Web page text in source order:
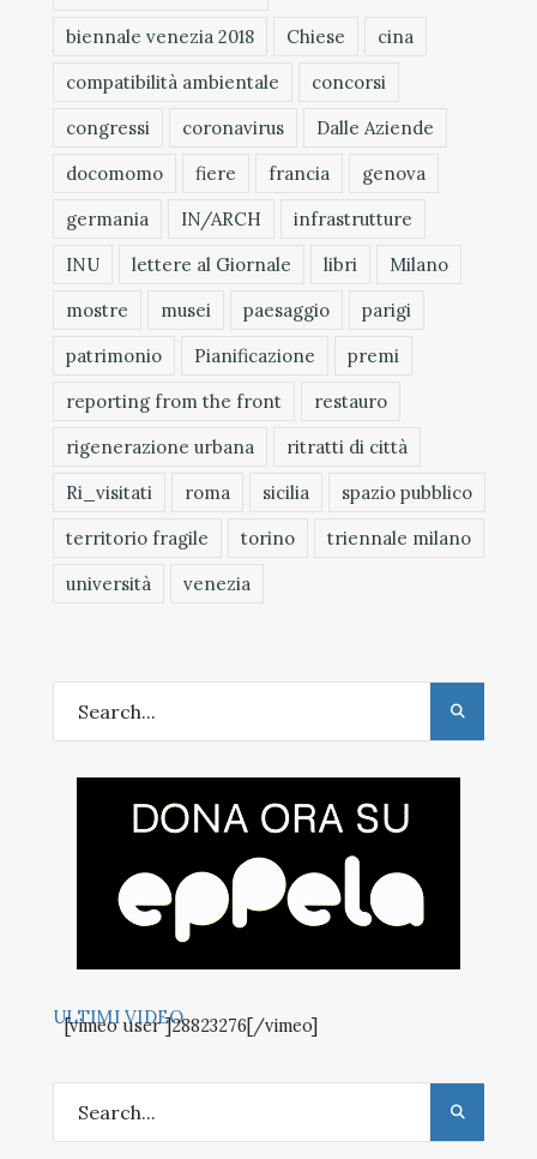
biennale venezia 2018
Chiese
cina
compatibilità ambientale
concorsi
congressi
coronavirus
Dalle Aziende
docomomo
fiere francia
genova
germania
IN/ARCH
infrastrutture
INU
lettere al Giornale libri
Milano
mostre
musei paesaggio
parigi
patrimonio
Pianificazione
premi
reporting from the front
restauro
rigenerazione urbana
ritratti di città
Ri_visitati
roma sicilia
spazio pubblico
territorio fragile
torino
triennale milano
università
venezia
ULTIMI VIDEO
[vimeo user ]28823276[/vimeo]